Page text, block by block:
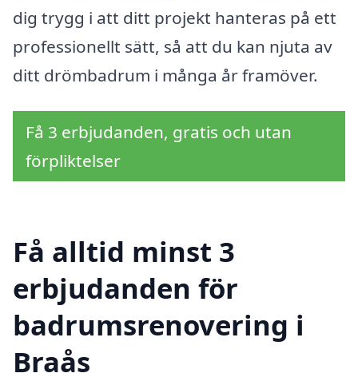
dig trygg i att ditt projekt hanteras på ett
professionellt sätt, så att du kan njuta av
ditt drömbadrum i många år framöver.
Få 3 erbjudanden, gratis och utan
förpliktelser
Få alltid minst 3
erbjudanden för
badrumsrenovering i
Braås